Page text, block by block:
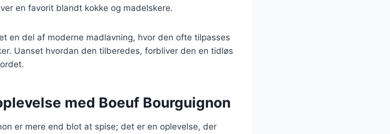
en favorit blandt kokke og madelskere.
en del af moderne madlavning, hvor den ofte tilpasses
Uanset hvordan den tilberedes, forbliver den en tidløs
med Boeuf Bourguignon
er mere end blot at spise; det er en oplevelse, der